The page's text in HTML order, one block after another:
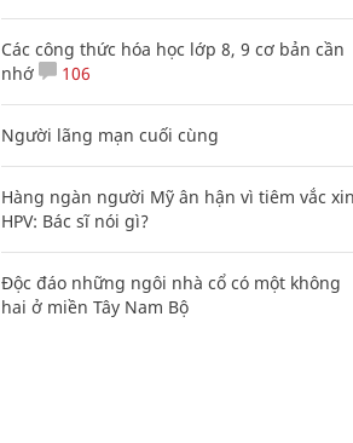
Các công thức hóa học lớp 8, 9 cơ bản cần
nhớ
106
Người lãng mạn cuối cùng
Hàng ngàn người Mỹ ân hận vì tiêm vắc xin
HPV: Bác sĩ nói gì?
Độc đáo những ngôi nhà cổ có một không
hai ở miền Tây Nam Bộ